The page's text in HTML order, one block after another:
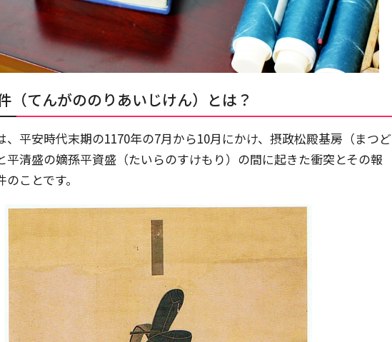
（てんがののりあいじけん）とは？
、平安時代末期の1170年の7月から10月にかけ、摂政松殿基房（まつど
平清盛の嫡孫平資盛（たいらのすけもり）の間に起きた衝突とその報
ことです。